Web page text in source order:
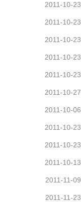
2011-10-23
2011-10-23
2011-10-23
2011-10-23
2011-10-23
2011-10-27
2011-10-06
2011-10-23
2011-10-23
2011-10-13
2011-11-09
2011-11-23